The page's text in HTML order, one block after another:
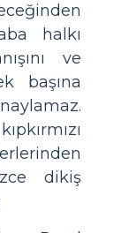
halkı
ve
başına
dikiş